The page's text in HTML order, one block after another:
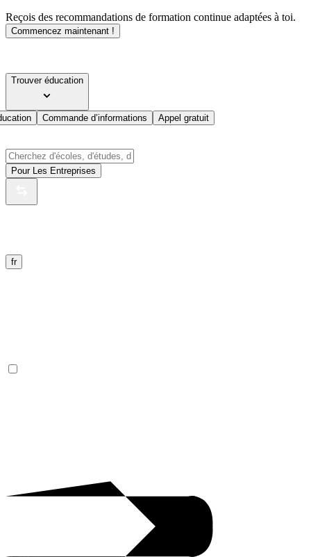
Reçois des recommandations de formation continue adaptées à toi.
Commencez maintenant !
Trouver éducation
Commande d’informations Appel gratuit
Pour Les Entreprises
fr